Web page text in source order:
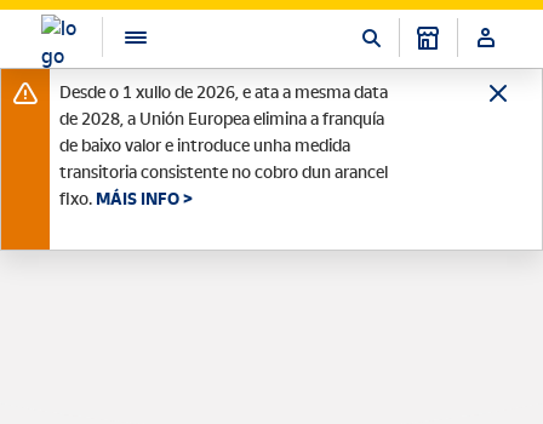
Desde o 1 xullo de 2026, e ata a mesma data
de 2028, a Unión Europea elimina a franquía
de baixo valor e introduce unha medida
transitoria consistente no cobro dun arancel
fixo. MÁIS INFO >